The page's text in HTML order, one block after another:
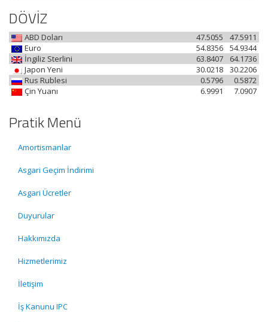
DÖVİZ
ABD Doları 47.5911
47.5055
Euro
54.9344
54.8356
İngiliz Sterlini
64.1736
63.8407
Japon Yeni
30.2206
30.0218
Rus Rublesi
0.5872
0.5796
Çin Yuanı
7.0907
6.9991
Pratik Menü
Amortismanlar
Asgari Geçim İndirimi
Asgari Ücretler
Duyurular
Hakkımızda
Hizmetlerimiz
İletişim
İş Kanunu IPC